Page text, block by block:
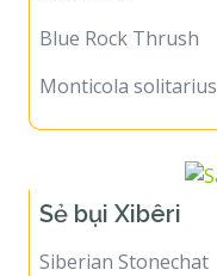
Blue Rock Thrush
Monticola solitarius
Sẻ bụi Xibêri
Siberian Stonechat